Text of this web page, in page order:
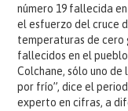
número 19 fallecida
el esfuerzo del cruce
temperaturas de cero
fallecidos en el
Colchane, sólo uno de
por frío”, dice el
experto en cifras, a